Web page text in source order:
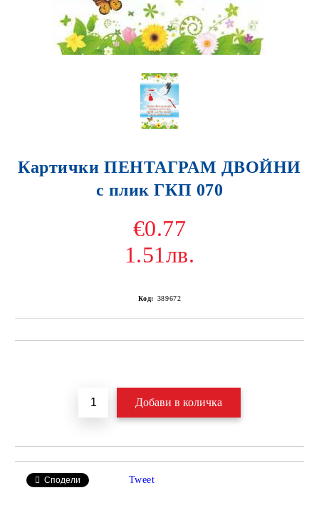
Картички ПЕНТАГРАМ ДВОЙНИ
с плик ГКП 070
€0.77
1.51лв.
Код: 389672
Сподели Tweet